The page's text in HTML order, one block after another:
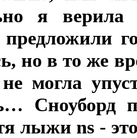
я
предложили
но в то же
могла
Сноуборд
лыжи ns -